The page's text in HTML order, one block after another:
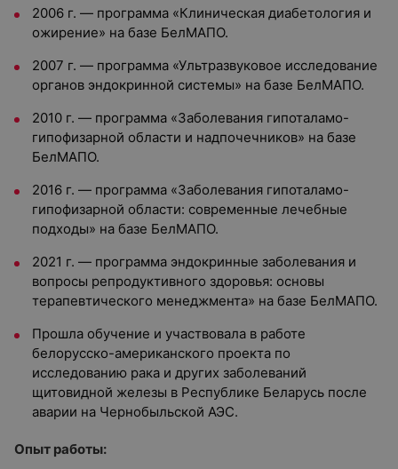
2006 г. — программа «Клиническая диабетология и
ожирение» на базе БелМАПО.
2007 г. — программа «Ультразвуковое исследование
органов эндокринной системы» на базе БелМАПО.
2010 г. — программа «Заболевания гипоталамо-
гипофизарной области и надпочечников» на базе
БелМАПО.
2016 г. — программа «Заболевания гипоталамо-
гипофизарной области: современные лечебные
подходы» на базе БелМАПО.
2021 г. — программа эндокринные заболевания и
вопросы репродуктивного здоровья: основы
терапевтического менеджмента» на базе БелМАПО.
Прошла обучение и участвовала в работе
белорусско-американского проекта по
исследованию рака и других заболеваний
щитовидной железы в Республике Беларусь после
аварии на Чернобыльской АЭС.
Опыт работы: